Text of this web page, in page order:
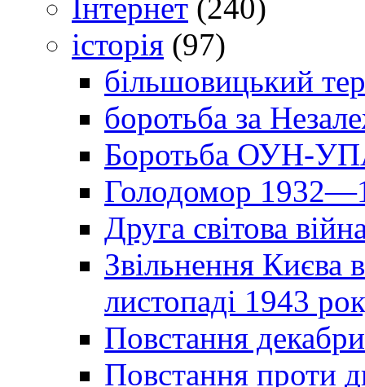
Інтернет (240)
історія (97)
більшовицький
боротьба за
Боротьба ОУН-УПА
Голодомор
Друга світова
Звільнення Києва
листопаді 1943
Повстання
Повстання проти